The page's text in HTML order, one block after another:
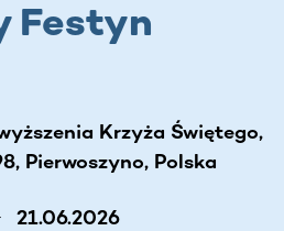
Festyn
Krzyża Świętego,
Pierwoszyno, Polska
21.06.2026